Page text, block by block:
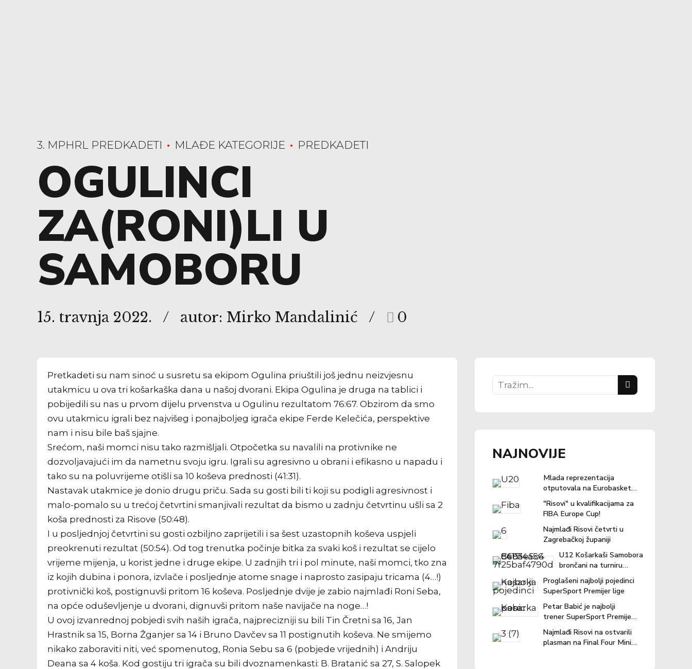
3. MPHRL PREDKADETI MLAĐE KATEGORIJE PREDKADETI
OGULINCI
ZA(RONI)LI U
SAMOBORU
15. travnja 2022. autor: Mirko Mandalinić 0
Pretkadeti su nam sinoć u susretu sa ekipom Ogulina priuštili još jednu neizvjesnu
utakmicu u ova tri košarkaška dana u našoj dvorani. Ekipa Ogulina je druga na tablici i
pobijedili su nas u prvom dijelu prvenstva u Ogulinu rezultatom 76:67. Obzirom da smo
ovu utakmicu igrali bez najvišeg i ponajboljeg igrača ekipe Ferde Kelečića, perspektive
nam i nisu bile baš sjajne.
Srećom, naši momci nisu tako razmišljali. Otpočetka su navalili na protivnike ne
dozvoljavajući im da nametnu svoju igru. Igrali su agresivno u obrani i efikasno u napadu i
tako su na poluvrijeme otišli sa 10 koševa prednosti (41:31).
Nastavak utakmice je donio drugu priču. Sada su gosti bili ti koji su podigli agresivnost i
malo-pomalo su u trećoj četvrtini smanjivali rezultat da bismo u zadnju četvrtinu ušli sa 2
koša prednosti za Risove (50:48).
I u posljednjoj četvrtini su gosti ozbiljno zaprijetili i sa šest uzastopnih koševa uspjeli
preokrenuti rezultat (50:54). Od tog trenutka počinje bitka za svaki koš i rezultat se cijelo
vrijeme mijenja, u korist jedne i druge ekipe. U zadnjih tri i pol minute, naši momci, tko zna
iz kojih dubina i ponora, izvlače i posljednje atome snage i naprosto zasipaju tricama (4…!)
protivnički koš, postignuvši pritom 16 koševa. Posljednje dvije je zabio najmlađi Roni Seba,
na opće oduševljenje u dvorani, dignuvši pritom naše navijače na noge…!
U ovoj izvanrednoj pobjedi svih naših igrača, najprecizniji su bili Tin Čretni sa 16, Jan
Hrastnik sa 15, Borna Žganjer sa 14 i Bruno Davčev sa 11 postignutih koševa. Ne smijemo
nikako zaboraviti niti, već spomenutog, Ronia Sebu sa 6 (pobjede vrijednih) i Andriju
Deana sa 4 koša. Kod gostiju tri igrača su bili dvoznamenkasti: B. Bratanić sa 27, S. Salopek
NAJNOVIJE
Mlada reprezentacija
otputovala na Eurobasket u
Ljubljanu
"Risovi" u kvalifikacijama za
FIBA Europe Cup!
Najmlađi Risovi četvrti u
Zagrebačkoj županiji
U12 Košarkaši Samobora
brončani na turniru
"Povratak košarci"
Proglašeni najbolji pojedinci
SuperSport Premijer lige
Petar Babić je najbolji
trener SuperSport Premijer
lige u prošloj sezoni!
Najmlađi Risovi na ostvarili
plasman na Final Four Mini